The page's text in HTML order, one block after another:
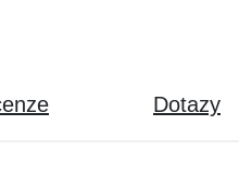
Dotazy